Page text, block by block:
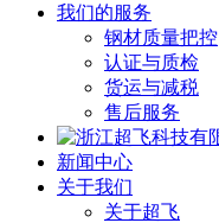
我们的服务
钢材质量把控
认证与质检
货运与减税
售后服务
新闻中心
关于我们
关于超飞